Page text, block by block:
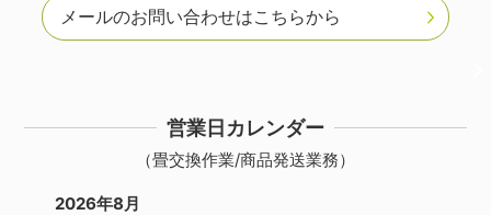
メールのお問い合わせはこちらから
営業日カレンダー
（畳交換作業/商品発送業務）
2026年8月